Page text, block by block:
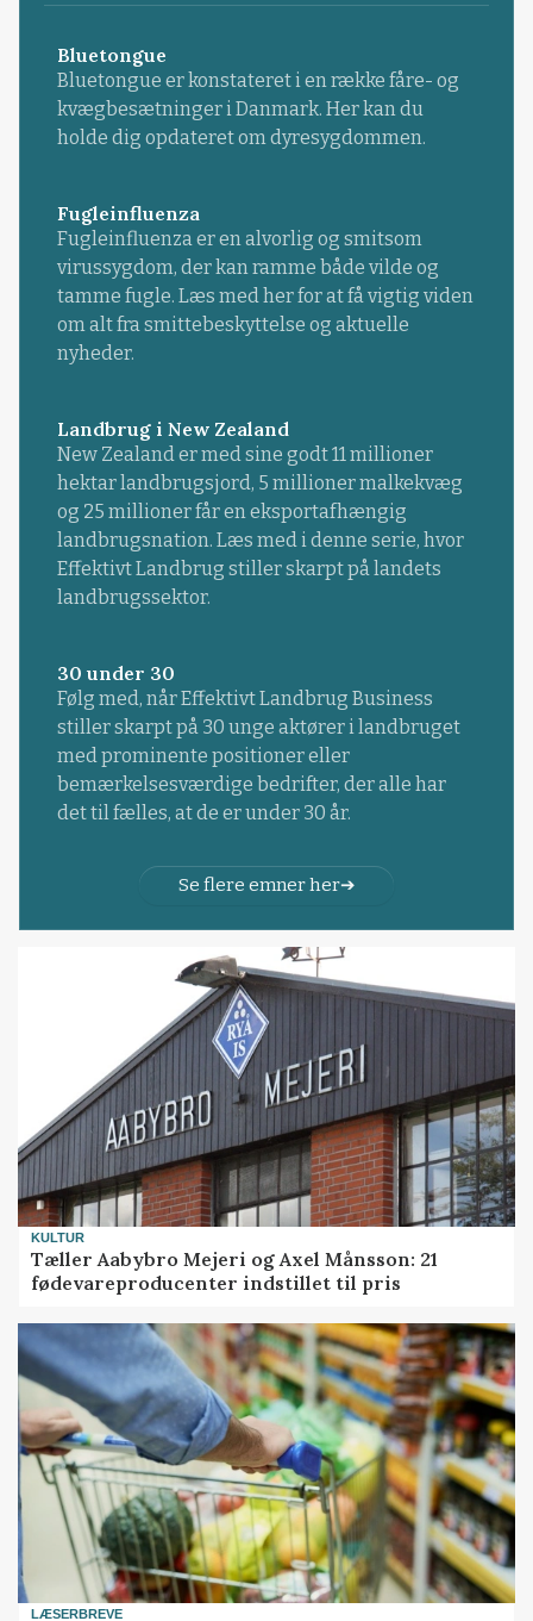
Bluetongue
Bluetongue er konstateret i en række fåre- og
kvægbesætninger i Danmark. Her kan du
holde dig opdateret om dyresygdommen.
Fugleinfluenza
Fugleinfluenza er en alvorlig og smitsom
virussygdom, der kan ramme både vilde og
tamme fugle. Læs med her for at få vigtig viden
om alt fra smittebeskyttelse og aktuelle
nyheder.
Landbrug i New Zealand
New Zealand er med sine godt 11 millioner
hektar landbrugsjord, 5 millioner malkekvæg
og 25 millioner får en eksportafhængig
landbrugsnation. Læs med i denne serie, hvor
Effektivt Landbrug stiller skarpt på landets
landbrugssektor.
30 under 30
Følg med, når Effektivt Landbrug Business
stiller skarpt på 30 unge aktører i landbruget
med prominente positioner eller
bemærkelsesværdige bedrifter, der alle har
det til fælles, at de er under 30 år.
Se flere emner her
KULTUR
Tæller Aabybro Mejeri og Axel Månsson: 21
fødevareproducenter indstillet til pris
LÆSERBREVE